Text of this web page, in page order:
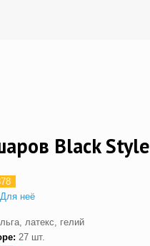
Black Style
Для неё
латекс, гелий
27 шт.